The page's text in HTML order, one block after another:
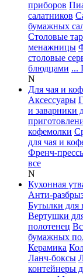
приборов
салатников
бумажных
Столовые
менажницы
столовые
блюдцами ...
N
Для чая и
Аксессуары
и заварники
кофемолки
для чая и
Френч-
все
N
Кухонная
Анти-
Бутылки для
Вертушки
полотенец
бумажных
Керамика
Ланч-боксы
контейнеры